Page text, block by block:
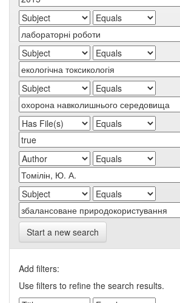
Start a new search
Add filters:
Use filters to refine the search results.